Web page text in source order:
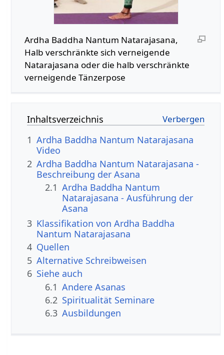
Ardha Baddha Nantum Natarajasana,
Halb verschränkte sich verneigende
Natarajasana oder die halb verschränkte
verneigende Tänzerpose
Inhaltsverzeichnis
1 Ardha Baddha Nantum Natarajasana
Video
2 Ardha Baddha Nantum Natarajasana -
Beschreibung der Asana
2.1 Ardha Baddha Nantum
Natarajasana - Ausführung der
Asana
3 Klassifikation von Ardha Baddha
Nantum Natarajasana
4 Quellen
5 Alternative Schreibweisen
6 Siehe auch
6.1 Andere Asanas
6.2 Spiritualität Seminare
6.3 Ausbildungen